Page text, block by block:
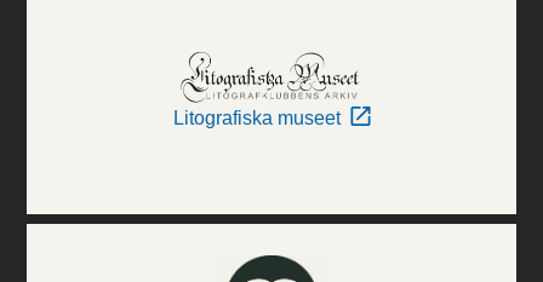
Litografiska museet